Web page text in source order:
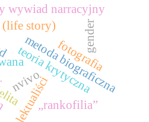
intelektualiści
teoria krytyczna
metoda biograficzna
story)
wywiad narracyjny
fotografia
gender
„rankofilia”
nvivo